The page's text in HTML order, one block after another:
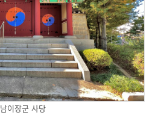
남이장군 사당